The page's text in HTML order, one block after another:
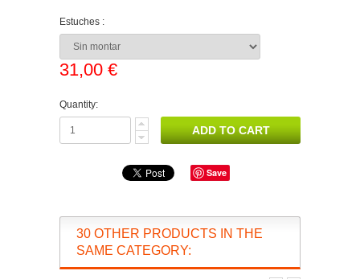
Estuches :
31,00 €
Quantity:
Save
30 OTHER PRODUCTS IN THE
SAME CATEGORY: